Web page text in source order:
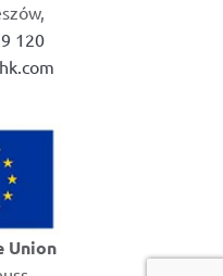
120
Union